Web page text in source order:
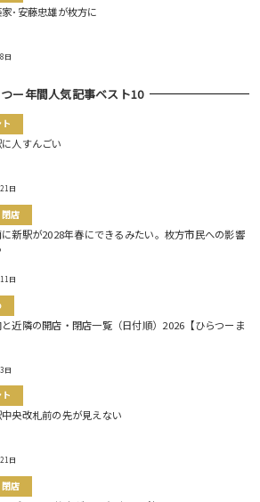
･安藤忠雄が枚方に
日
ー年間人気記事ベスト10
人すんごい
日
店
新駅が2028年春にできるみたい。枚方市民への影響
日
近隣の開店・閉店一覧（日付順）2026【ひらつーま
日
央改札前の先が見えない
日
店